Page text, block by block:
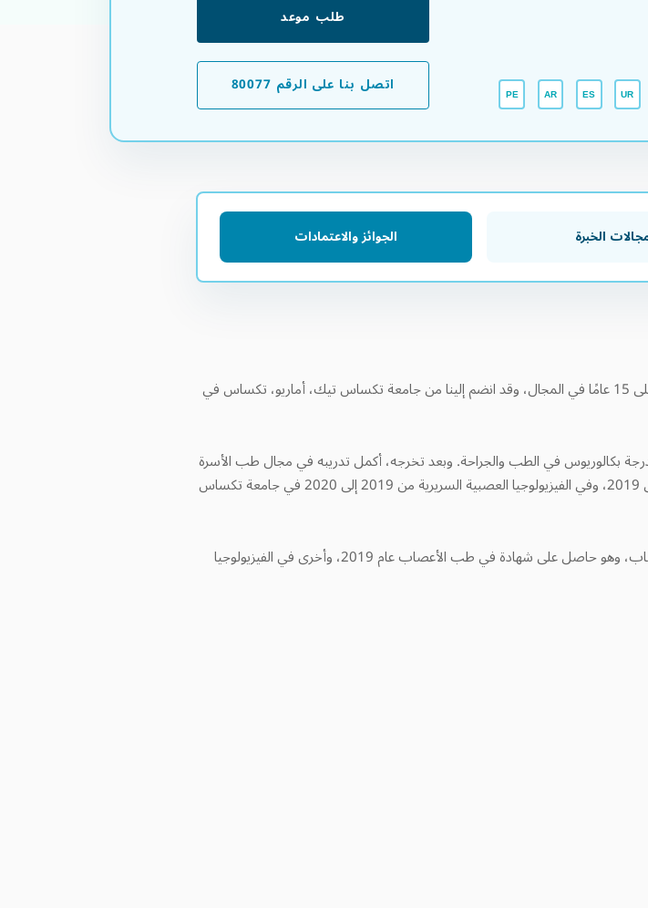
UR
ES
AR
PE
طلب موعد
اتصل بنا على الرقم 80077
الخبرة الجوائز والاعتمادات
يشغل الدكتور غاتالي منصب استشاري طب الأعصاب ولديه خبرة تزيد على 15 عامًا في المجال، وقد انضم إلينا من جامعة تكساس تيك، أماريو، تكساس في
من جامعة بنغالور في الهند عام 2000 وحصل على درجة بكالوريوس في الطب والجراحة. وبعد تخرجه، أكمل تدريبه في مجال طب الأسرة
والمجتمع من 2007 إلى 2010، وفي مجال طب الأعصاب من 2016 إلى 2019، وفي الفيزيولوجيا العصبية السريرية من 2019 إلى 2020 في جامعة تكساس
ويحمل الدكتور غاتالي شهادة البورد الأمريكي للطب النفسي وطب الأعصاب، وهو حاصل على شهادة في طب الأعصاب عام 2019، وأخرى في الفيزيولوجيا